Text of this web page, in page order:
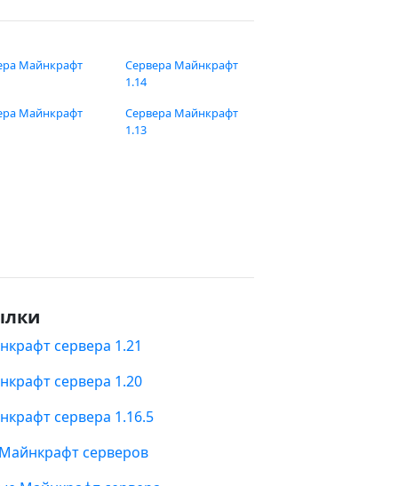
Майнкрафт
Майнкрафт
Сервера Майнкрафт
1.14
Сервера Майнкрафт
1.13
сервера 1.21
сервера 1.20
сервера 1.16.5
серверов